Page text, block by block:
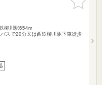
りに追加
柳川駅654m
バスで20分又は西鉄柳川駅下車徒歩